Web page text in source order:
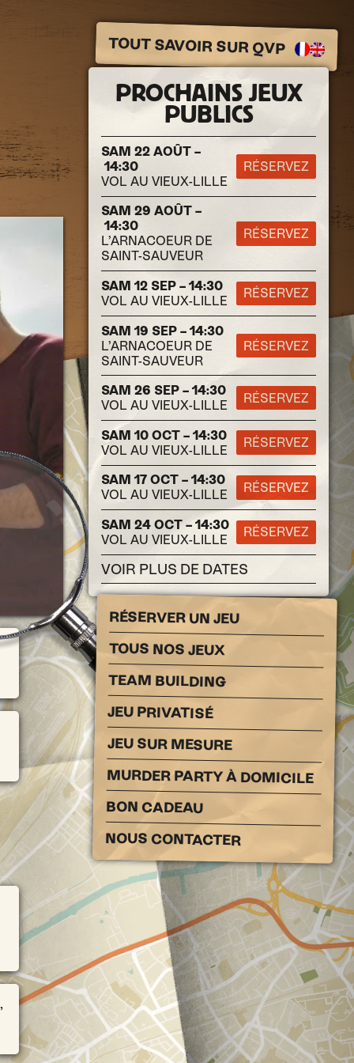
TOUT SAVOIR SUR QVP
PROCHAINS JEUX
PUBLICS
SAM 22 AOÛT –
14:30
VOL AU VIEUX-LILLE
RÉSERVEZ
SAM 29 AOÛT –
14:30
L’ARNACOEUR DE
SAINT-SAUVEUR
RÉSERVEZ
SAM 12 SEP – 14:30
VOL AU VIEUX-LILLE
RÉSERVEZ
SAM 19 SEP – 14:30
L’ARNACOEUR DE
SAINT-SAUVEUR
RÉSERVEZ
SAM 26 SEP – 14:30
VOL AU VIEUX-LILLE
RÉSERVEZ
SAM 10 OCT – 14:30
VOL AU VIEUX-LILLE
RÉSERVEZ
SAM 17 OCT – 14:30
VOL AU VIEUX-LILLE
RÉSERVEZ
SAM 24 OCT – 14:30
VOL AU VIEUX-LILLE
RÉSERVEZ
VOIR PLUS DE DATES
RÉSERVER UN JEU
TOUS NOS JEUX
TEAM BUILDING
JEU PRIVATISÉ
JEU SUR MESURE
MURDER PARTY À DOMICILE
BON CADEAU
NOUS CONTACTER